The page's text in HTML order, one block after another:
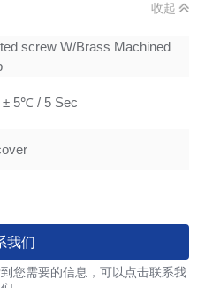
收起
screw W/Brass Machined
5℃ / 5 Sec
我们
您需要的信息，可以点击联系我